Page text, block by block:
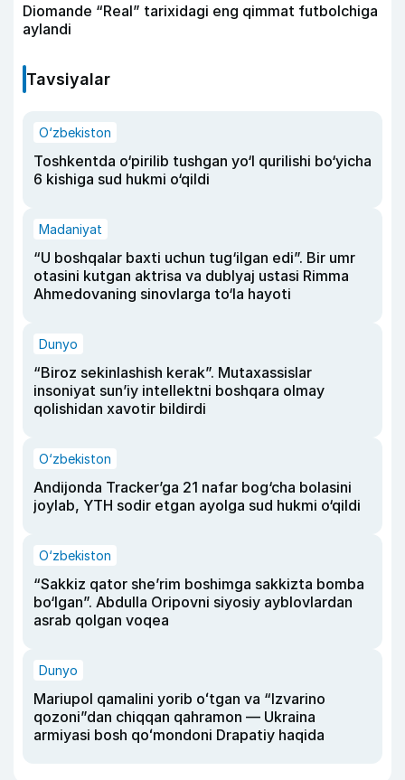
Diomande “Real” tarixidagi eng qimmat futbolchiga
aylandi
Tavsiyalar
O‘zbekiston
Toshkentda o‘pirilib tushgan yo‘l qurilishi bo‘yicha
6 kishiga sud hukmi o‘qildi
Madaniyat
“U boshqalar baxti uchun tug‘ilgan edi”. Bir umr
otasini kutgan aktrisa va dublyaj ustasi Rimma
Ahmedovaning sinovlarga to‘la hayoti
Dunyo
“Biroz sekinlashish kerak”. Mutaxassislar
insoniyat sun’iy intellektni boshqara olmay
qolishidan xavotir bildirdi
O‘zbekiston
Andijonda Tracker’ga 21 nafar bog‘cha bolasini
joylab, YTH sodir etgan ayolga sud hukmi o‘qildi
O‘zbekiston
“Sakkiz qator she’rim boshimga sakkizta bomba
bo‘lgan”. Abdulla Oripovni siyosiy ayblovlardan
asrab qolgan voqea
Dunyo
Mariupol qamalini yorib oʻtgan va “Izvarino
qozoni”dan chiqqan qahramon — Ukraina
armiyasi bosh qoʻmondoni Drapatiy haqida